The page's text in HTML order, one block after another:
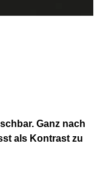
Ganz nach
als Kontrast zu